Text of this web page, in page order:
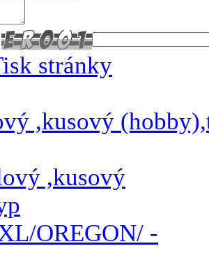
stránky
,kusový